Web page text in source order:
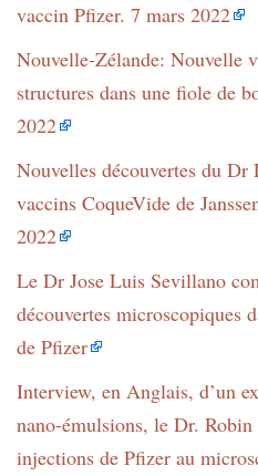
vaccin Pfizer. 7 mars 2022
Nouvelle-Zélande: Nouvelle
structures dans une fiole de
2022
Nouvelles découvertes du
vaccins CoqueVide de
2022
Le Dr Jose Luis Sevillano
découvertes microscopiques
de Pfizer
Interview, en Anglais, d’un
nano-émulsions, le Dr.
injections de Pfizer au